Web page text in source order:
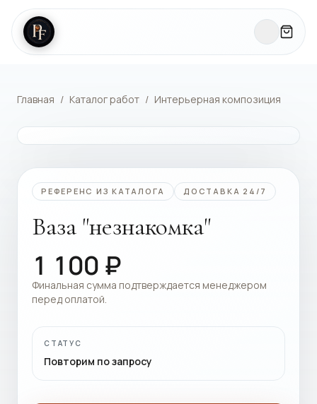
Главная / Каталог работ / Интерьерная композиция
РЕФЕРЕНС ИЗ КАТАЛОГА ДОСТАВКА 24/7
Ваза "незнакомка"
1 100 ₽
Финальная сумма подтверждается менеджером
перед оплатой.
СТАТУС
Повторим по запросу